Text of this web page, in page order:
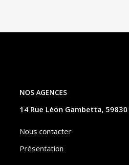
NOS AGENCES
14 Rue Léon Gambetta,
Nous contacter
Présentation